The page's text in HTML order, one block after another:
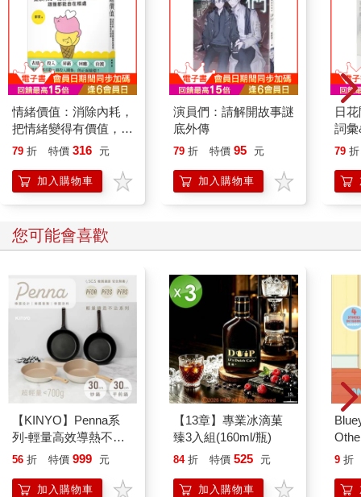
情緒價值：消除內耗，
把情緒變得有價值，跟
誰都能自在相處
79 折 特價 316 元
加入購物車
演員們：請解開故事謎
底外傳
79 折 特價 95 元
加入購物車
日
詞
79 折
您可能會喜歡
【KINYO】Penna系
列-輕量高效導熱不沾
平煎鍋30cm
56 折 特價 999 元
加入購物車
【13章】專業冰滴菓
臻3入組(160ml/瓶)
84 折 特價 525 元
加入購物車
9 折